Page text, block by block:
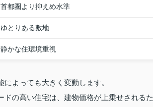
首都圏より抑えめ水準
ゆとりある敷地
静かな住環境重視
よっても大きく変動します。
の高い住宅は、建物価格が上乗せされるた